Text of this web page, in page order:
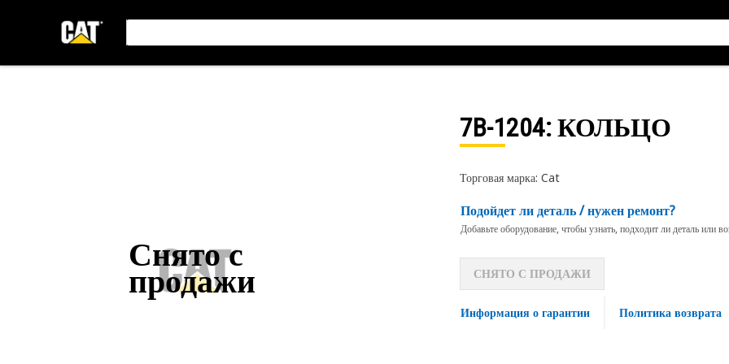
Снято с
продажи
7B-1204: КОЛЬЦО
Торговая марка: Cat
Подойдет ли деталь / нужен ремонт?
Добавьте оборудование, чтобы узнать, подходит ли деталь или
СНЯТО С ПРОДАЖИ
Информация о гарантии Политика возврата